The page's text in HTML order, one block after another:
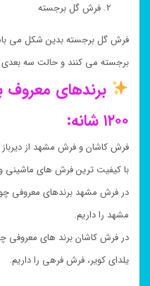
فرش گل برجسته
فرش گل برجسته بدین شکل می
برجسته می کنند و حالت سه
برندهای
۱۲۰۰ شانه:
فرش کاشان و فرش مشهد از دیرباز
با کیفیت ترین فرش های ماشینی
در فرش مشهد برندهای معروفی
مشهد را داریم.
در فرش کاشان برند های
یلدای کویر، فرش فرهی را داریم.